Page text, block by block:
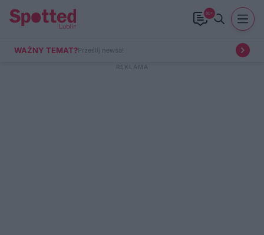
99+
WAŻNY TEMAT?Prześlij newsa!